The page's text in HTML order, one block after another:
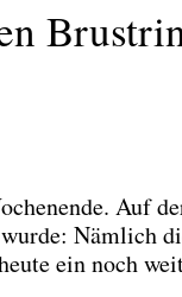
Auf
Näm­lich
ein noch